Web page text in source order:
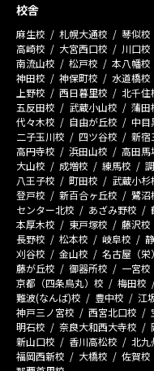
校舎
麻生校 札幌大通校 琴似校
高崎校
大宮西口校 川口校
南流山校
松戸校 本八幡校
神田校
神保町校 水道橋校
上野校
西日暮里校 北千住
五反田校
武蔵小山校 蒲田
代々木校
自由が丘校 中目
二子玉川校
四ツ谷校 新宿
高円寺校
浜田山校 高田馬
大山校
成増校 練馬校
八王子校
町田校 武蔵小杉
登戸校
新百合ヶ丘校 鷺沼
センター北校
あざみ野校
本厚木校
東戸塚校 藤沢校
長野校
松本校 岐阜校
刈谷校
金山校 名古屋（栄
藤が丘校
御器所校 一宮校
京都（四条烏丸）校
梅田校
難波(なんば)校
豊中校 江
神戸三ノ宮校
西宮北口校
明石校
奈良大和西大寺校
新山口校
香川高松校 北九
福岡西新校
大橋校 佐賀校